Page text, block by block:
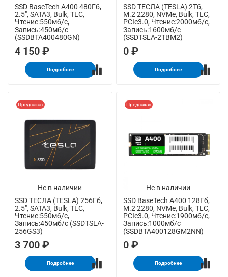
SSD BaseTech A400 480Гб,
2.5", SATA3, Bulk, TLC,
Чтение:550мб/с,
Запись:450мб/с
(SSDBTA400480GN)
4 150 ₽
Подробнее
SSD ТЕСЛА (TESLA) 2Тб,
M.2 2280, NVMe, Bulk, TLC,
PCIe3.0, Чтение:2000мб/с,
Запись:1600мб/с
(SSDTSLA-2TBM2)
0 ₽
Подробнее
Не в наличии
Предзаказ
SSD ТЕСЛА (TESLA) 256Гб,
2.5", SATA3, Bulk, TLC,
Чтение:550мб/с,
Запись:450мб/с (SSDTSLA-
256GS3)
3 700 ₽
Подробнее
Не в наличии
Предзаказ
SSD BaseTech A400 128Гб,
M.2 2280, NVMe, Bulk, TLC,
PCIe3.0, Чтение:1900мб/с,
Запись:1000мб/с
(SSDBTA400128GM2NN)
0 ₽
Подробнее